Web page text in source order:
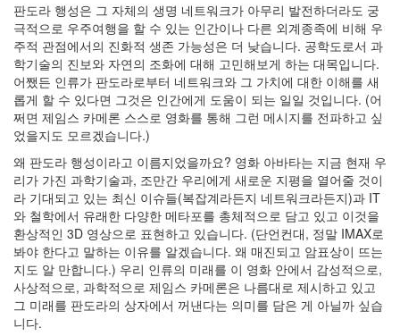
판도라 행성은 그 자체의 생명 네트워크가 아무리 발전하더라도 궁
극적으로 우주여행을 할 수 있는 인간이나 다른 외계종족에 비해 우
주적 관점에서의 진화적 생존 가능성은 더 낮습니다. 공학도로서 과
학기술의 진보와 자연의 조화에 대해 고민해보게 하는 대목입니다.
어쨌든 인류가 판도라로부터 네트워크와 그 가치에 대한 이해를 새
롭게 할 수 있다면 그것은 인간에게 도움이 되는 일일 것입니다. (어
쩌면 제임스 카메론 스스로 영화를 통해 그런 메시지를 전파하고 싶
었을지도 모르겠습니다.)
왜 판도라 행성이라고 이름지었을까요? 영화 아바타는 지금 현재 우
리가 가진 과학기술과, 조만간 우리에게 새로운 지평을 열어줄 것이
라 기대되고 있는 최신 이슈들(복잡계라든지 네트워크라든지)과 IT
와 철학에서 유래한 다양한 메타포를 총체적으로 담고 있고 이것을
환상적인 3D 영상으로 표현하고 있습니다. (단언컨대, 정말 IMAX로
봐야 한다고 말하는 이유를 알겠습니다. 왜 매진되고 암표상이 뜨는
지도 알 만합니다.) 우리 인류의 미래를 이 영화 안에서 감성적으로,
사상적으로, 과학적으로 제임스 카메론은 나름대로 제시하고 있고
그 미래를 판도라의 상자에서 꺼낸다는 의미를 담은 게 아닐까 싶습
니다.